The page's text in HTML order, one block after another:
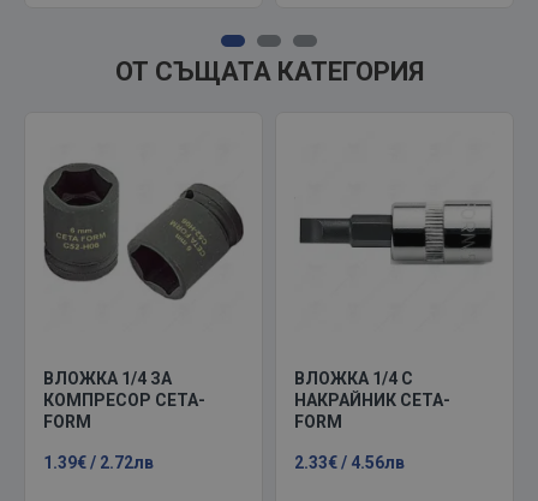
ОТ СЪЩАТА КАТЕГОРИЯ
ВЛОЖКА 1/4 ЗА
КОМПРЕСОР CETA-
FORM
1.39€ / 2.72лв
ВЛОЖКА 1/4 С
НАКРАЙНИК CETA-
FORM
2.33€ / 4.56лв